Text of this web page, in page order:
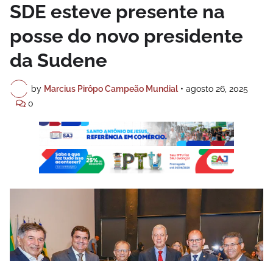
SDE esteve presente na
posse do novo presidente
da Sudene
by Marcius Pirôpo Campeão Mundial • agosto 26, 2025
0